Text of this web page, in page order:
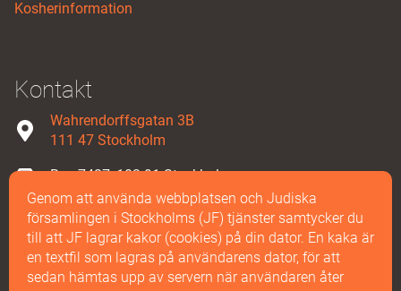
Kosherinformation
Kontakt
Wahrendorffsgatan 3B
111 47 Stockholm
Box 7427, 103 91 Stockholm
08-587 858 00
Maila oss
Genom att använda webbplatsen och Judiska
församlingen i Stockholms (JF) tjänster samtycker du
till att JF lagrar kakor (cookies) på din dator. En kaka är
en textfil som lagras på användarens dator, för att
sedan hämtas upp av servern när användaren åter